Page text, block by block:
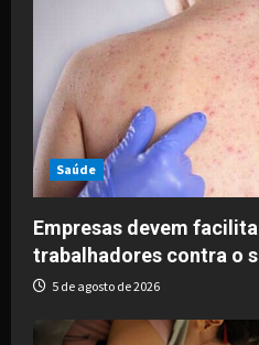
Saúde
Empresas devem
trabalhadores contra o
5 de agosto de 2026